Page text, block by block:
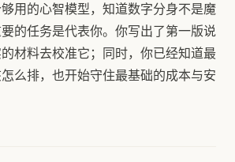
用的心智模型，知道数字分身不是魔
的任务是代表你。你写出了第一版说
材料去校准它；同时，你已经知道最
么排，也开始守住最基础的成本与安